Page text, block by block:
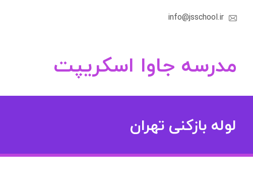
info@jsschool.ir
مدرسه جاوا اسکریپت
لوله بازکنی تهران